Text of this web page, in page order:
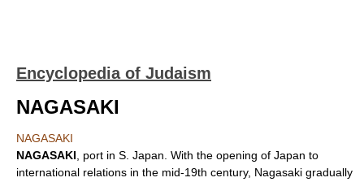
Encyclopedia of Judaism
NAGASAKI
NAGASAKI
NAGASAKI , port in S. Japan. With the opening of Japan to
international relations in the mid-19th century, Nagasaki gradually